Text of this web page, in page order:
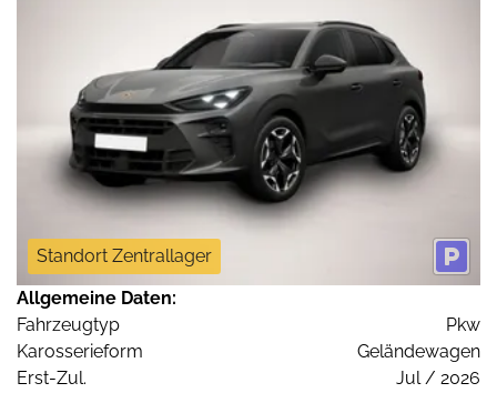
Standort Zentrallager
Allgemeine Daten:
Fahrzeugtyp
Pkw
Karosserieform
Geländewagen
Erst-Zul.
Jul / 2026